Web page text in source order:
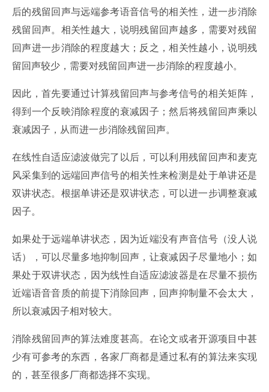
后的残留回声与远端参考语音信号的相关性，进一步消除
残留回声。相关性越大，说明残留回声越多，需要对残留
回声进一步消除的程度越大；反之，相关性越小，说明残
留回声较少，需要对残留回声进一步消除的程度越小。
因此，首先要通过计算残留回声与参考信号的相关矩阵，
得到一个反映消除程度的衰减因子；然后将残留回声乘以
衰减因子，从而进一步消除残留回声。
在线性自适应滤波做完了以后，可以利用残留回声和麦克
风采集到的远端回声信号的相关性来检测是处于单讲还是
双讲状态。根据单讲还是双讲状态，可以进一步调整衰减
因子。
如果处于远端单讲状态，因为近端没有声音信号（没人说
话），可以尽量多地抑制回声，让衰减因子尽量地小；如
果处于双讲状态，因为线性自适应滤波器是在尽量不损伤
近端语音音质的前提下消除回声，回声抑制量不会太大，
所以衰减因子相对较大。
消除残留回声的算法难度甚高。在论文或者开源项目中甚
少有可参考的东西，各家厂商都是通过私有的算法来实现
的，甚至很多厂商都选择不实现。